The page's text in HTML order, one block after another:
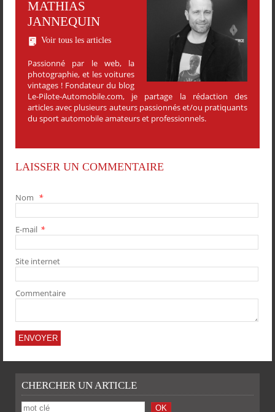
MATHIAS
JANNEQUIN
Voir tous les articles
Passionné par le web, la
photographie, et les voitures
vintages ! Fondateur du blog
Le-Pilote-Automobile.com, je partage la rédaction des
articles avec plusieurs auteurs passionnés et/ou pratiquants
du sport automobile amateurs et professionnels.
LAISSER UN COMMENTAIRE
Nom *
E-mail *
Site internet
Commentaire
CHERCHER UN ARTICLE